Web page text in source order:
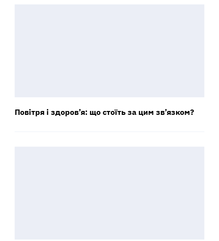
Повітря і здоров’я: що стоїть за цим зв’язком?